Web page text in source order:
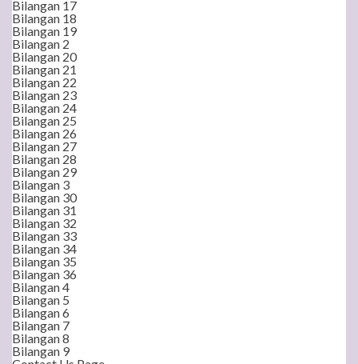
Bilangan 17
Bilangan 18
Bilangan 19
Bilangan 2
Bilangan 20
Bilangan 21
Bilangan 22
Bilangan 23
Bilangan 24
Bilangan 25
Bilangan 26
Bilangan 27
Bilangan 28
Bilangan 29
Bilangan 3
Bilangan 30
Bilangan 31
Bilangan 32
Bilangan 33
Bilangan 34
Bilangan 35
Bilangan 36
Bilangan 4
Bilangan 5
Bilangan 6
Bilangan 7
Bilangan 8
Bilangan 9